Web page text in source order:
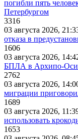
погибли пять
Петербургом
3316
03 августа 2026,
отказа в
1606
03 августа 2026,
БПЛА в Архипо-
2762
03 августа 2026,
миграции
1689
03 августа 2026,
использовать
1653